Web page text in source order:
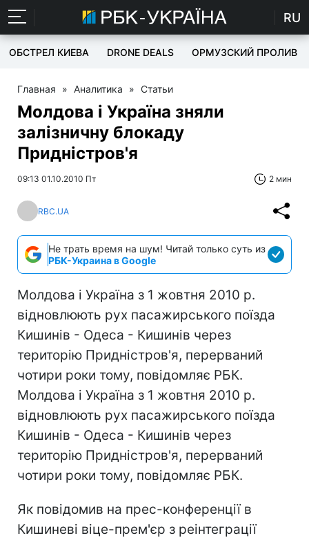
RU
ОБСТРЕЛ КИЕВА DRONE DEALS ОРМУЗСКИЙ ПРОЛИВ
Главная » Аналитика » Статьи
Молдова і Україна зняли
залізничну блокаду
Придністров'я
09:13 01.10.2010 Пт 2 мин
RBC.UA
Не трать время на шум! Читай только суть из
РБК-Украина в Google
Молдова і Україна з 1 жовтня 2010 р.
відновлюють рух пасажирського поїзда
Кишинів - Одеса - Кишинів через
територію Придністров'я, перерваний
чотири роки тому, повідомляє РБК.
Молдова і Україна з 1 жовтня 2010 р.
відновлюють рух пасажирського поїзда
Кишинів - Одеса - Кишинів через
територію Придністров'я, перерваний
чотири роки тому, повідомляє РБК.
Як повідомив на прес-конференції в
Кишиневі віце-прем'єр з реінтеграції